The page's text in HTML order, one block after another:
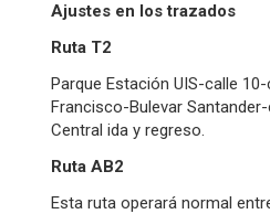
Ajustes en los trazados
Ruta T2
Parque Estación UIS-calle
Francisco-Bulevar
Central ida y regreso.
Ruta AB2
Esta ruta operará normal